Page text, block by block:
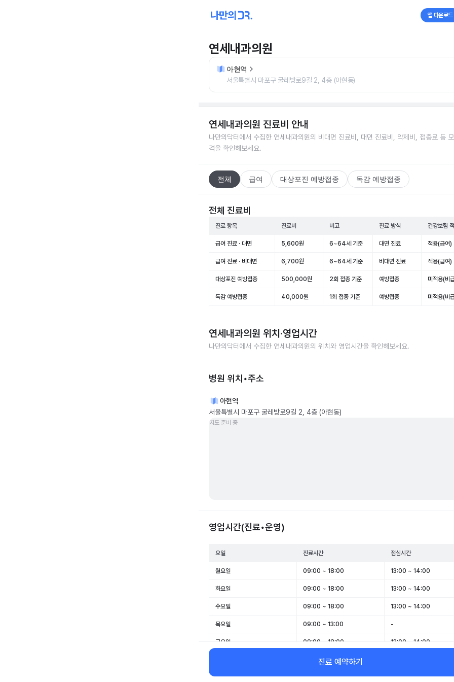
앱 다운로드
연세내과의원
아현역
서울특별시 마포구 굴레방로9길 2, 4층 (아현동)
연세내과의원 진료비 안내
나만의닥터에서 수집한 연세내과의원의 비대면 진료비, 대면 진료비, 약제비, 접종료 등
격을 확인해보세요.
전체 급여 대상포진 예방접종 독감 예방접종
전체 진료비
진료 항목 진료비 비고 진료 방식 건강보험
급여 진료 · 대면 5,600원 6~64세 기준 대면 진료 적용(급여)
급여 진료 · 비대면 6,700원 6~64세 기준 비대면 진료 적용(급여)
대상포진 예방접종 500,000원 2회 접종 기준 예방접종 미적용(비
독감 예방접종 40,000원 1회 접종 기준 예방접종 미적용(비
연세내과의원 위치·영업시간
나만의닥터에서 수집한 연세내과의원의 위치와 영업시간을 확인해보세요.
병원 위치•주소
아현역
서울특별시 마포구 굴레방로9길 2, 4층 (아현동)
지도 준비 중
영업시간(진료•운영)
요일 진료시간 점심시간
월요일 09:00 ~ 18:00 13:00 ~ 14:00
화요일 09:00 ~ 18:00 13:00 ~ 14:00
수요일 09:00 ~ 18:00 13:00 ~ 14:00
목요일 09:00 ~ 13:00 -
금요일 09:00 ~ 18:00 13:00 ~ 14:00
09:00 ~ 13:00
일요일 휴무 -
진료 예약하기